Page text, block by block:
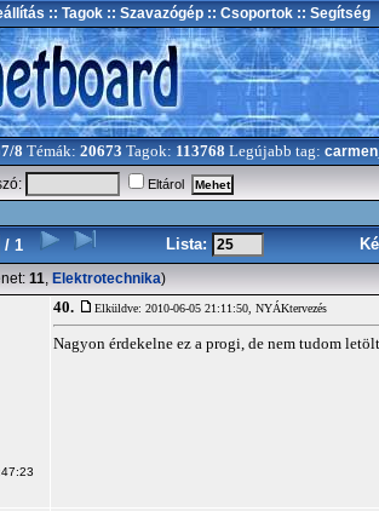
:: Tagok :: Szavazógép :: Csoportok :: Segítség
8 Témák: 20673 Tagok: 113768 Legújabb tag:
Eltárol
/ 1 Lista:
11, Elektrotechnika)
40. Elküldve: 2010-06-05 21:11:50, NYÁKtervezés
Nagyon érdekelne ez a progi, de nem tudom